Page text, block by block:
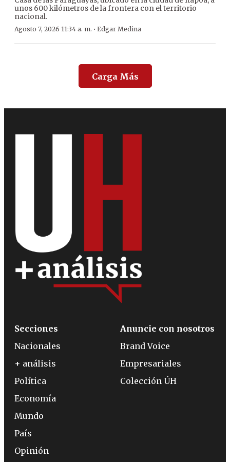
unos 600 kilómetros de la frontera con el territorio
nacional.
Agosto 7, 2026 11:34 a. m. · Edgar Medina
Carga Más
Secciones
Nacionales
+ análisis
Política
Economía
Mundo
País
Opinión
Anuncie con nosotros
Brand Voice
Empresariales
Colección ÚH